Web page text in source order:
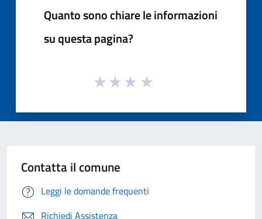
Quanto sono chiare le informazioni
su questa pagina?
Contatta il comune
Leggi le domande frequenti
Richiedi Assistenza